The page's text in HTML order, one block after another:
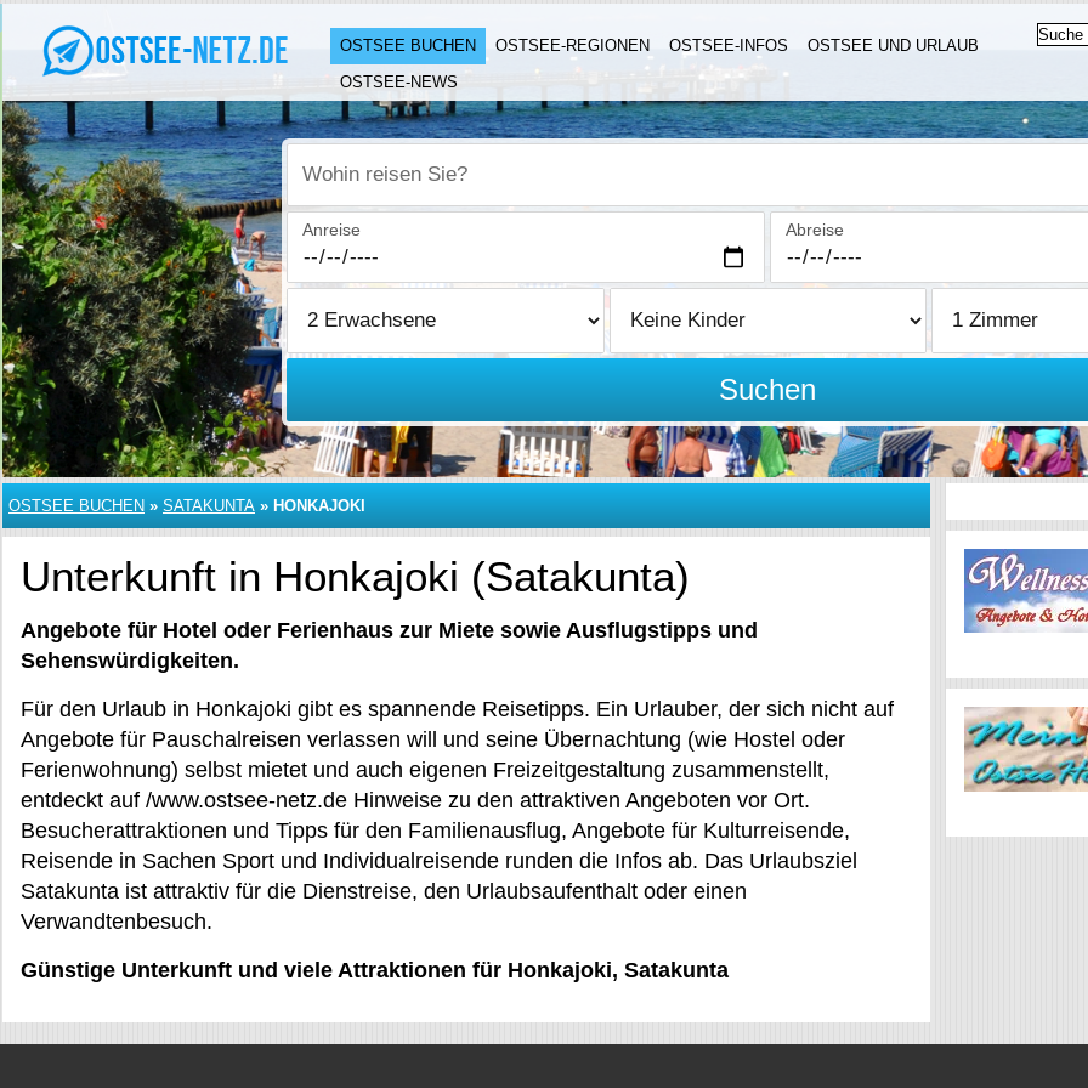
OSTSEE BUCHEN OSTSEE-REGIONEN OSTSEE-INFOS
OSTSEE UND URLAUB
OSTSEE-NEWS
Wohin reisen Sie?
Anreise Abreise
Suchen
OSTSEE BUCHEN » SATAKUNTA » HONKAJOKI
Unterkunft in Honkajoki (Satakunta)
Angebote für Hotel oder Ferienhaus zur Miete sowie Ausflugstipps und
Sehenswürdigkeiten.
Für den Urlaub in Honkajoki gibt es spannende Reisetipps. Ein Urlauber, der sich nicht auf
Angebote für Pauschalreisen verlassen will und seine Übernachtung (wie Hostel oder
Ferienwohnung) selbst mietet und auch eigenen Freizeitgestaltung zusammenstellt,
entdeckt auf /www.ostsee-netz.de Hinweise zu den attraktiven Angeboten vor Ort.
Besucherattraktionen und Tipps für den Familienausflug, Angebote für Kulturreisende,
Reisende in Sachen Sport und Individualreisende runden die Infos ab. Das Urlaubsziel
Satakunta ist attraktiv für die Dienstreise, den Urlaubsaufenthalt oder einen
Verwandtenbesuch.
Günstige Unterkunft und viele Attraktionen für Honkajoki, Satakunta